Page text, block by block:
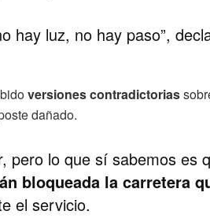
hay luz, no hay paso”,
versiones contradictorias
dañado.
pero lo que sí sabemos
bloqueada la carretera
el servicio.